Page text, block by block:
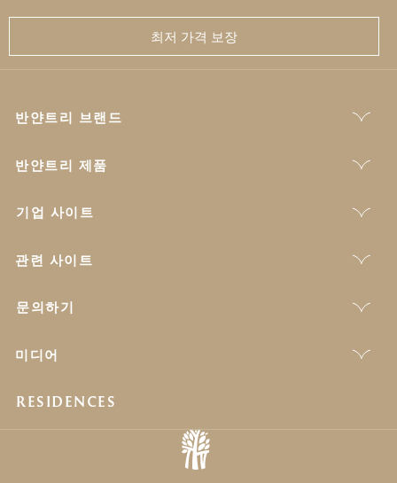
최저 가격 보장
반얀트리 브랜드
반얀트리 제품
기업 사이트
관련 사이트
문의하기
미디어
RESIDENCES